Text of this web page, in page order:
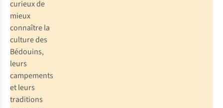
curieux de
mieux
connaître la
culture des
Bédouins,
leurs
campements
et leurs
traditions